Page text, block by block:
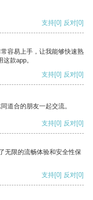
支持[0] 反对[0]
容易上手，让我能够快速熟
款app。
支持[0] 反对[0]
道合的朋友一起交流。
支持[0] 反对[0]
无限的流畅体验和安全性保
支持[0] 反对[0]